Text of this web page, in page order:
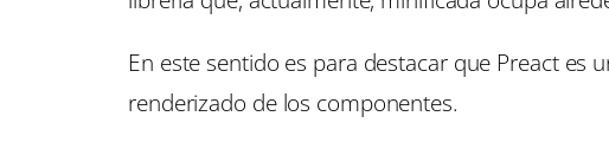
En este sentido es para destacar que Preact es
renderizado de los componentes.